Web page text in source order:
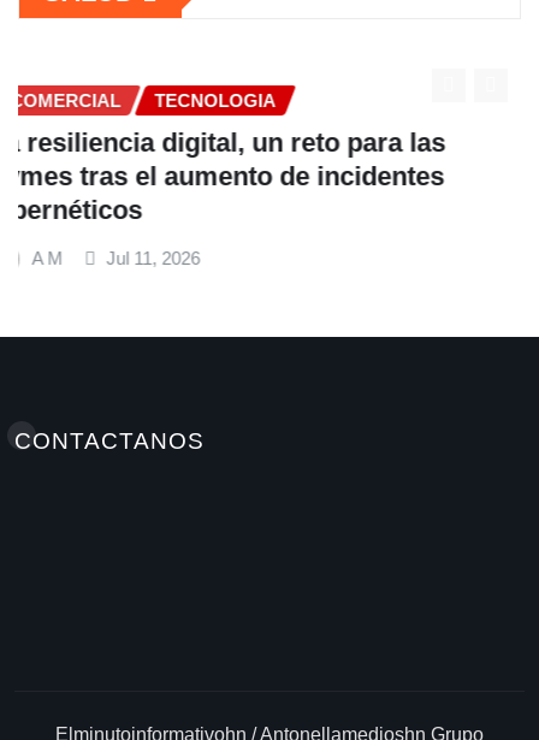
COMERCIAL
Fundación Ficohsa fortalece la
alimentación escolar y promueve
hábitos saludables junto al Programa
Mundial de Alimentos y Nestlé